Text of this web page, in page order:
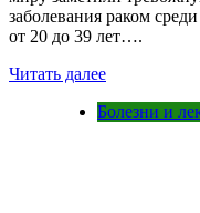
заболевания раком
от 20 до 39 лет….
Читать далее
Болезни и